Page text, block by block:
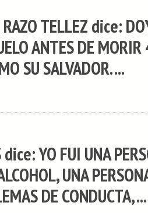
TELLEZ dice:
ANTES DE MORIR
SU SALVADOR. ...
dice: YO FUI UNA
UNA
DE CONDUCTA, ...